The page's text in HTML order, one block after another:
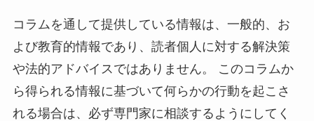
コラムを通して提供している情報は、一般的、お
よび教育的情報であり、読者個人に対する解決策
や法的アドバイスではありません。 このコラムか
ら得られる情報に基づいて何らかの行動を起こさ
れる場合は、必ず専門家に相談するようにしてく